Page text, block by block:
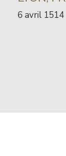
SUR
L’ARTISTE
Date
6 avril 1514